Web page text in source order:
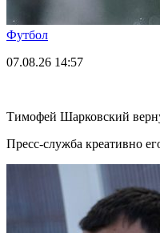
Футбол
07.08.26 14:57
Тимофей Шарковский
Пресс-служба креативно